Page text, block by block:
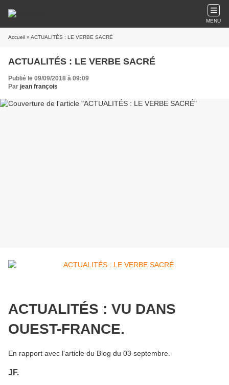
MENU
Accueil » ACTUALITÉS : LE VERBE SACRÉ
ACTUALITÉS : LE VERBE SACRÉ
Publié le 09/09/2018 à 09:09
Par jean françois
ACTUALITÉS : VU DANS
OUEST-FRANCE.
En rapport avec l'article du Blog du 03 septembre.
JF.